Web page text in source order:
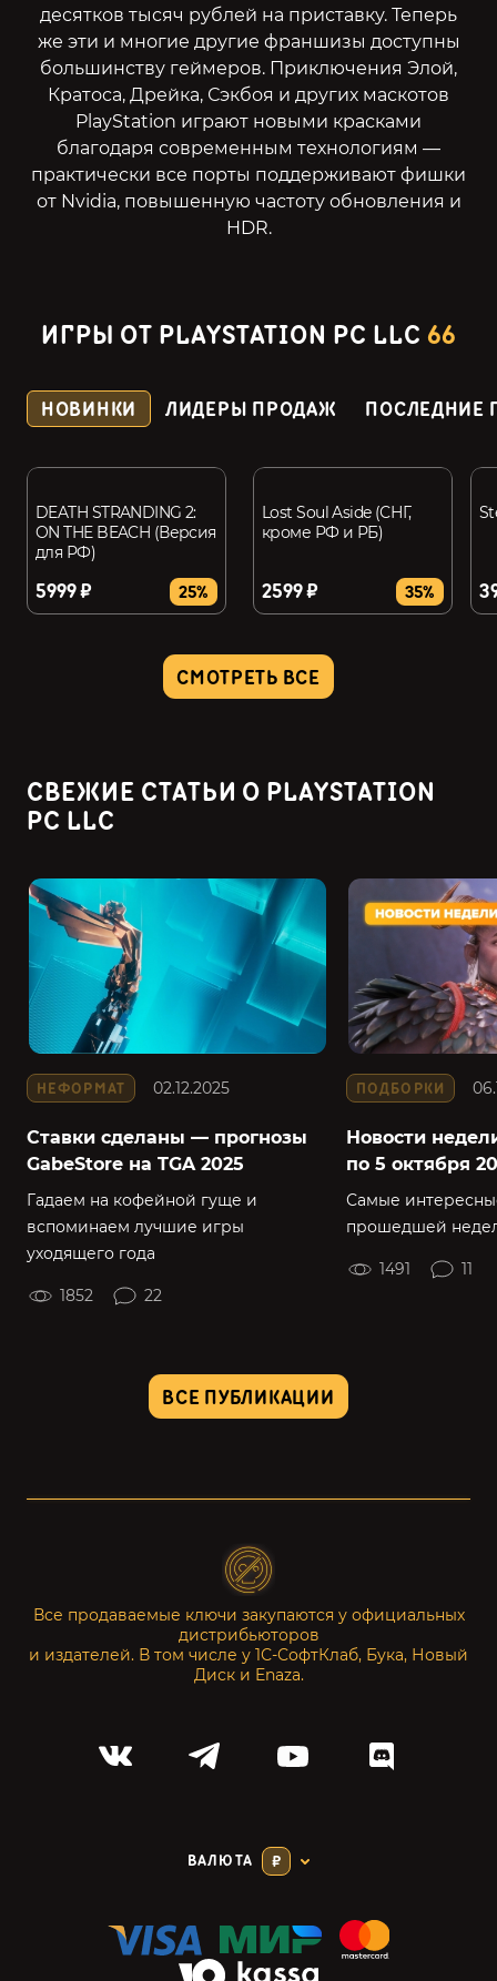
десятков тысяч рублей на приставку. Теперь
же эти и многие другие франшизы доступны
большинству геймеров. Приключения Элой,
Кратоса, Дрейка, Сэкбоя и других маскотов
PlayStation играют новыми красками
благодаря современным технологиям —
практически все порты поддерживают фишки
от Nvidia, повышенную частоту обновления и
HDR.
ИГРЫ ОТ PLAYSTATION PC LLC 66
НОВИНКИ ЛИДЕРЫ ПРОДАЖ ПОСЛЕДНИЕ
DEATH STRANDING 2:
ON THE BEACH (Версия
для РФ)
5999 ₽ 25%
Lost Soul Aside (СНГ,
кроме РФ и РБ)
2599 ₽ 35%
CМОТРЕТЬ ВСЕ
СВЕЖИЕ СТАТЬИ О PLAYSTATION
PC LLC
НЕФОРМАТ 02.12.2025
Ставки сделаны — прогнозы
GabeStore на TGA 2025
Гадаем на кофейной гуще и
вспоминаем лучшие игры
уходящего года
1852 22
ПОДБОРКИ
Новости
по 5 октября
Самые
прошедшей
1491 11
ВСЕ ПУБЛИКАЦИИ
Все продаваемые ключи закупаются у официальных
дистрибьюторов
и издателей. В том числе у 1С-СофтКлаб, Бука, Новый
Диск и Enaza.
ВАЛЮТА ₽